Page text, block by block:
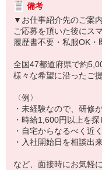
備考
▼お仕事紹介先のご案内
ご応募を頂いた後にス
履歴書不要・私服OK
全国47都道府県で約
様々な希望に沿ったご
〈例〉
・未経験なので、研修
・時給1,600円以上を探
・自宅からなるべく近
・入社開始日を相談出
など、面接時にお気軽